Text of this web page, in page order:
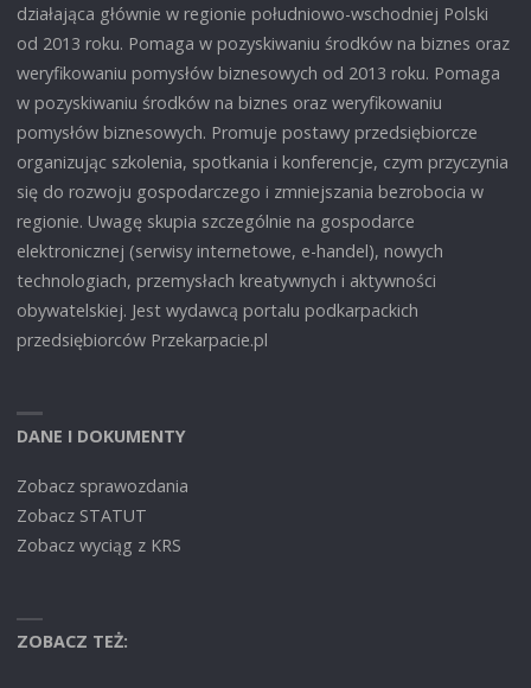
działająca głównie w regionie południowo-wschodniej Polski
od 2013 roku. Pomaga w pozyskiwaniu środków na biznes oraz
weryfikowaniu pomysłów biznesowych od 2013 roku. Pomaga
w pozyskiwaniu środków na biznes oraz weryfikowaniu
pomysłów biznesowych. Promuje postawy przedsiębiorcze
organizując szkolenia, spotkania i konferencje, czym przyczynia
się do rozwoju gospodarczego i zmniejszania bezrobocia w
regionie. Uwagę skupia szczególnie na gospodarce
elektronicznej (serwisy internetowe, e-handel), nowych
technologiach, przemysłach kreatywnych i aktywności
obywatelskiej. Jest wydawcą portalu podkarpackich
przedsiębiorców Przekarpacie.pl
DANE I DOKUMENTY
Zobacz sprawozdania
Zobacz STATUT
Zobacz wyciąg z KRS
ZOBACZ TEŻ: